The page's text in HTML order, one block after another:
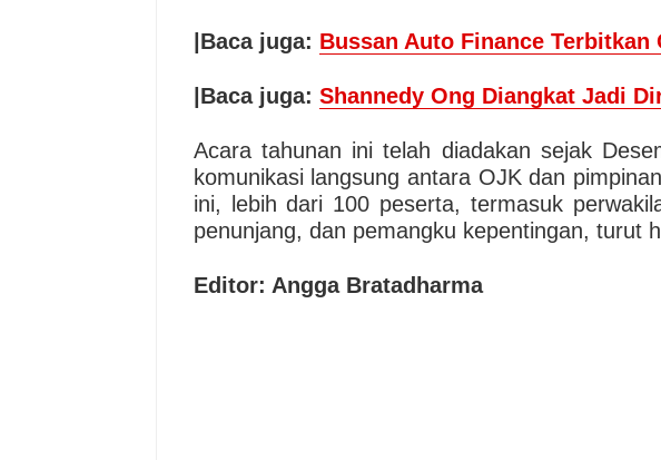
|Baca juga: Bussan Auto Finance
|Baca juga: Shannedy Ong Diangkat Jadi
Acara tahunan ini telah diadakan sejak
komunikasi langsung antara OJK dan
ini, lebih dari 100 peserta, termasuk
penunjang, dan pemangku kepentingan, turut
Editor: Angga Bratadharma